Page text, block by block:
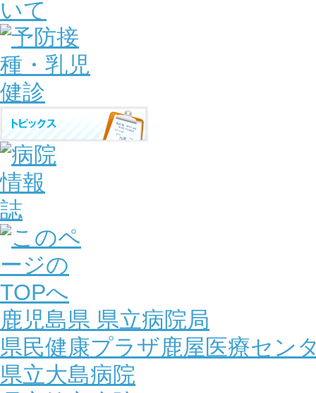
鹿児島県 県立病院局
県民健康プラザ鹿屋医療セン
県立大島病院